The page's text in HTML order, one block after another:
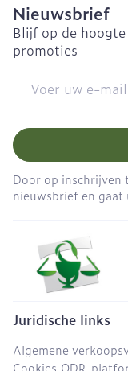
Nieuwsbrief
Blijf op de
promoties
Door op inschrijven
nieuwsbrief en
Juridische links
Algemene
Cookies ODR-